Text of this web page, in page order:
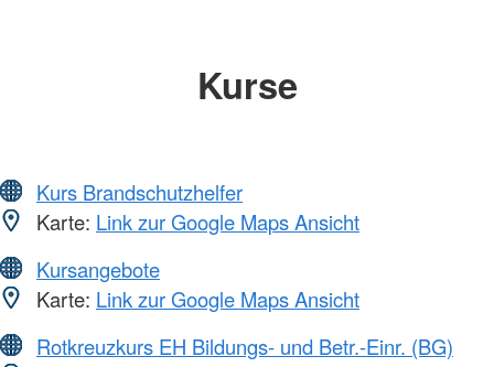
Kurse
Kurs Brandschutzhelfer
Karte: Link zur Google Maps Ansicht
Kursangebote
Karte: Link zur Google Maps Ansicht
Rotkreuzkurs EH Bildungs- und Betr.-Einr. (BG)